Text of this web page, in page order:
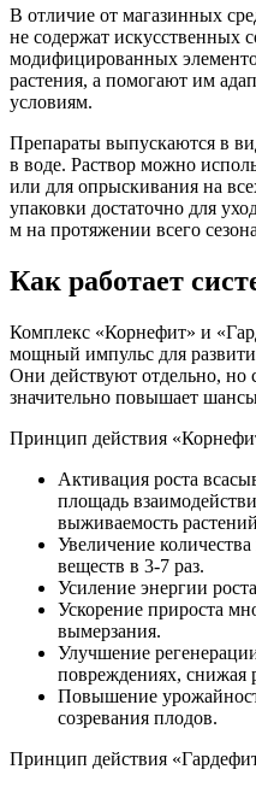
В отличие от магазинных
не содержат искусственных
модифицированных
растения, а помогают им
условиям.
Препараты выпускаются в
в воде. Раствор можно
или для опрыскивания на
упаковки достаточно для
м на протяжении всего
Как работает
Комплекс «Корнефит» и
мощный импульс для
Они действуют отдельно, но
значительно повышает
Принцип действия
Активация роста
площадь
выживаемость
Увеличение
веществ в 3-7 раз.
Усиление энергии
Ускорение прироста
вымерзания.
Улучшение
повреждениях, снижая
Повышение
созревания плодов.
Принцип действия